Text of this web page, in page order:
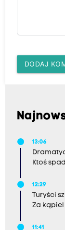
DODAJ
13:06
Ktoś
12:29
Turyści
Za
11:41